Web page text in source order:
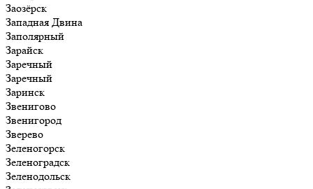
Заозёрск
Западная Двина
Заполярный
Зарайск
Заречный
Заречный
Заринск
Звенигово
Звенигород
Зверево
Зеленогорск
Зеленоградск
Зеленодольск